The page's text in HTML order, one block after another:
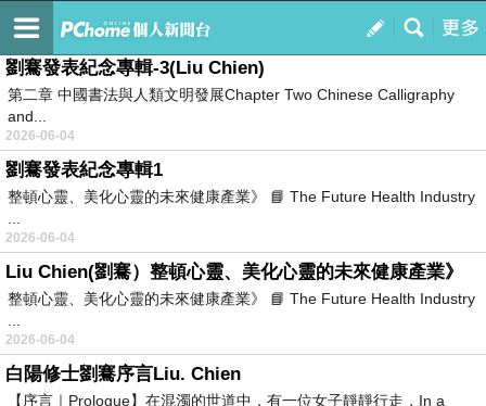
我的
訂閱
劉騫中國正統書道論文全輯LIU. CHIEN
劉騫發表紀念專輯-3(Liu Chien)
第二章 中國書法與人類文明發展Chapter Two Chinese Calligraphy
and...
2026-06-04
劉騫發表紀念專輯1
整頓心靈、美化心靈的未來健康產業》 📘 The Future Health Industry
2026-06-04
Liu Chien(劉騫）整頓心靈、美化心靈的未來健康產業》
整頓心靈、美化心靈的未來健康產業》 📘 The Future Health Industry
2026-06-04
白陽修士劉騫序言Liu. Chien
【序言｜Prologue】在混濁的世道中，有一位女子靜靜行走，In a